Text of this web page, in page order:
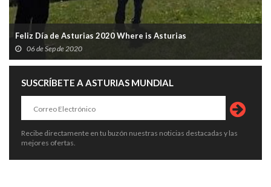
Feliz Día de Asturias 2020 Where is Asturias
06 de Sep de 2020
SUSCRÍBETE A ASTURIAS MUNDIAL
Recibe directamente en tu buzón nuestras noticias destacadas y las
mejores ofertas.